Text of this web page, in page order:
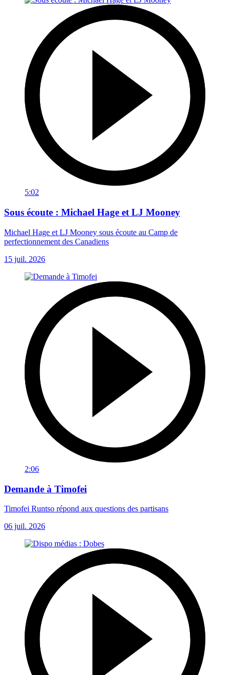
5:02
Sous écoute : Michael Hage et LJ Mooney
Michael Hage et LJ Mooney sous écoute au Camp de
perfectionnement des Canadiens
15 juil. 2026
2:06
Demande à Timofei
Timofei Runtso répond aux questions des partisans
06 juil. 2026